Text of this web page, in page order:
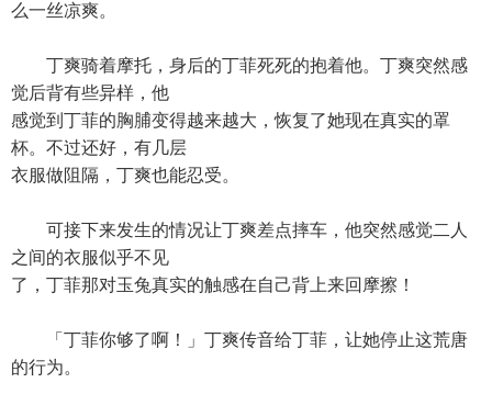
么一丝凉爽。
丁爽骑着摩托，身后的丁菲死死的抱着他。丁爽突然感
觉后背有些异样，他
感觉到丁菲的胸脯变得越来越大，恢复了她现在真实的罩
杯。不过还好，有几层
衣服做阻隔，丁爽也能忍受。
可接下来发生的情况让丁爽差点摔车，他突然感觉二人
之间的衣服似乎不见
了，丁菲那对玉兔真实的触感在自己背上来回摩擦！
「丁菲你够了啊！」丁爽传音给丁菲，让她停止这荒唐
的行为。